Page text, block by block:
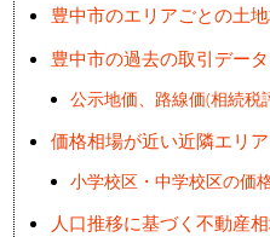
豊中市のエリアごとの土
豊中市の過去の取引デー
公示地価、路線価(相続税
価格相場が近い近隣エリ
小学校区・中学校区の価
人口推移に基づく不動産